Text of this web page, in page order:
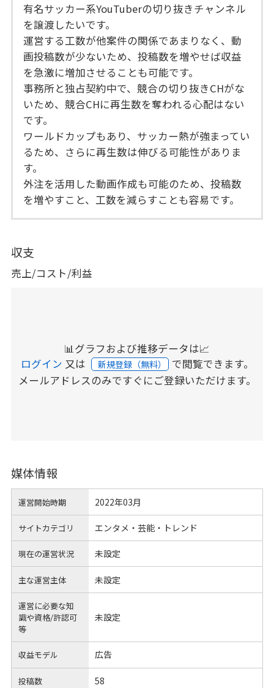
有名サッカー系YouTuberの切り抜きチャンネル
を譲渡したいです。
運営する工数が他案件の関係であまりなく、動
画投稿数が少ないため、投稿数を増やせば収益
を急激に増加させることも可能です。
事務所と独占契約中で、競合の切り抜きCHがな
いため、競合CHに再生数を奪われる心配はない
です。
ワールドカップもあり、サッカー熱が強まってい
るため、さらに再生数は伸びる可能性がありま
す。
外注を活用した動画作成も可能のため、投稿数
を増やすこと、工数を減らすことも容易です。
収支
売上/コスト/利益
📊グラフおよび推移データは📈
ログイン 又は 新規登録（無料） で閲覧できます。
メールアドレスのみですぐにご登録いただけます。
媒体情報
運営開始時期 2022年03月
サイトカテゴリ エンタメ・芸能・トレンド
現在の運営状況 未設定
主な運営主体 未設定
運営に必要な知
識や資格/許認可
等
未設定
収益モデル 広告
投稿数 58